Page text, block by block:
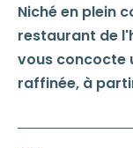
Niché en plein
restaurant de
vous concocte
raffinée, à